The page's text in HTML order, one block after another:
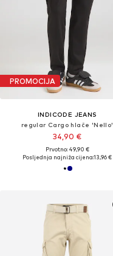
PROMOCIJA
INDICODE JEANS
regular Cargo hlače 'Nello'
34,90 €
Prvotno: 49,90 €
Posljednja najniža cijena:13,96 €